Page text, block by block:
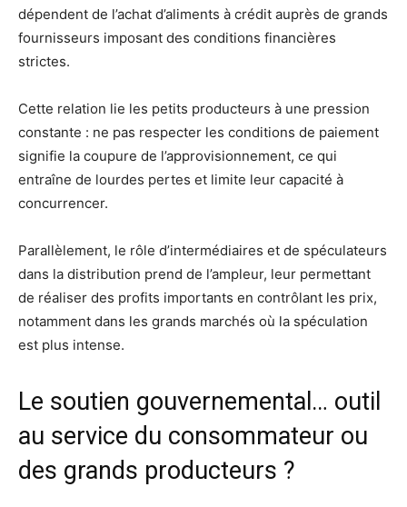
dépendent de l’achat d’aliments à crédit auprès de grands
fournisseurs imposant des conditions financières
strictes.
Cette relation lie les petits producteurs à une pression
constante : ne pas respecter les conditions de paiement
signifie la coupure de l’approvisionnement, ce qui
entraîne de lourdes pertes et limite leur capacité à
concurrencer.
Parallèlement, le rôle d’intermédiaires et de spéculateurs
dans la distribution prend de l’ampleur, leur permettant
de réaliser des profits importants en contrôlant les prix,
notamment dans les grands marchés où la spéculation
est plus intense.
Le soutien gouvernemental… outil
au service du consommateur ou
des grands producteurs ?